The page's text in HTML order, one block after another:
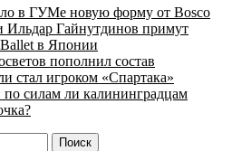
в ГУМе новую форму от Bosco
Ильдар Гайнутдинов примут
Ballet в Японии
пополнил состав
стал игроком «Спартака»
силам ли калининградцам